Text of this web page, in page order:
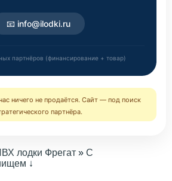
📧 info@ilodki.ru
партнёров (финансирование + товар)
ничего не продаётся. Сайт — под поиск
партнёра.
лодки Фрегат » C
↓